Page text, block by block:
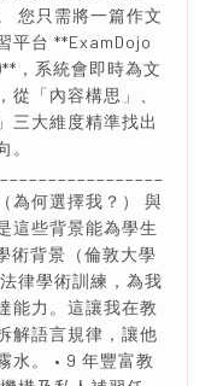
您只需將一篇作文
平台 **ExamDojo
，系統會即時為文
從「內容構思」、
三大維度精準找出
為何選擇我？） 與
這些背景能為學生
術背景（倫敦大學
律學術訓練，為我
能力。這讓我在教
解語言規律，讓他
水。 • 9 年豐富教